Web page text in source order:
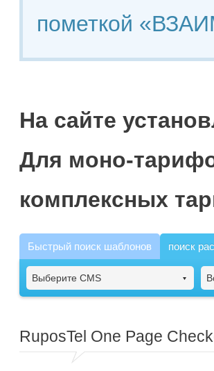
пометкой
На сайте
Для моно-
комплексных
Быстрый поиск шаблонов поиск
Выберите CMS
RuposTel One Page